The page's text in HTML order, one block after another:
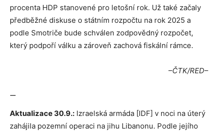
procenta HDP stanovené pro letošní rok. Už také začaly
předběžné diskuse o státním rozpočtu na rok 2025 a
podle Smotriče bude schválen zodpovědný rozpočet,
který podpoří válku a zároveň zachová fiskální rámce.
–ČTK/RED–
—
Aktualizace 30.9.: Izraelská armáda [IDF] v noci na úterý
zahájila pozemní operaci na jihu Libanonu. Podle jejího